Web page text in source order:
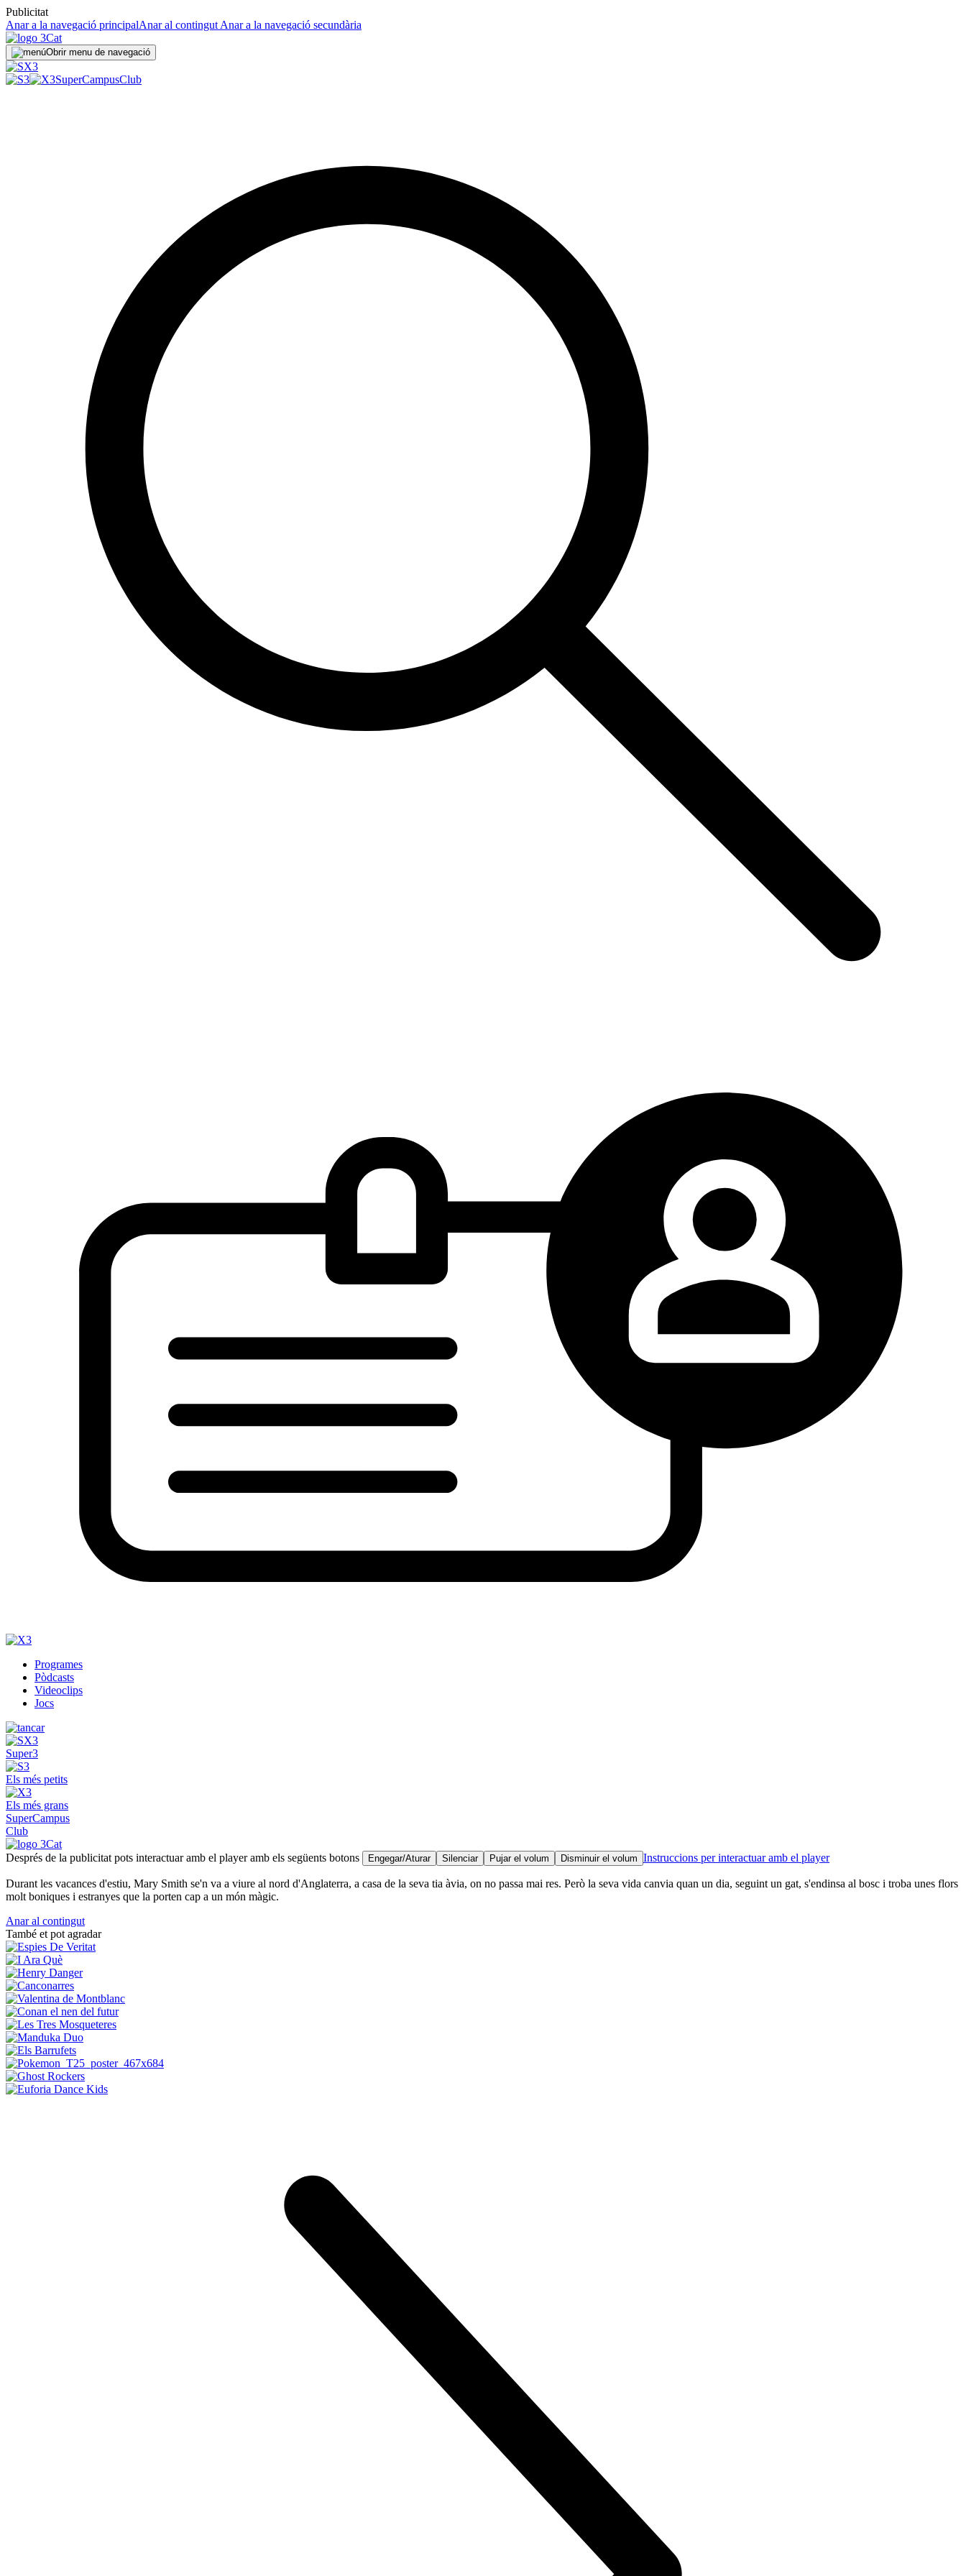
Publicitat
Anar a la navegació principalAnar al contingut Anar a la navegació secundària
Obrir menu de navegació
SuperCampusClub
Programes
Pòdcasts
Videoclips
Jocs
Super3
Els més petits
Els més grans
SuperCampus
Club
Després de la publicitat pots interactuar amb el player amb els següents botons Engegar/Aturar Silenciar Pujar el volum Disminuir el volum Instruccions per interactuar amb el player
Durant les vacances d'estiu, Mary Smith se'n va a viure al nord d'Anglaterra, a casa de la seva tia àvia, on no passa mai res. Però la seva vida canvia quan un dia, seguint un gat, s'endinsa al bosc i troba unes flors
molt boniques i estranyes que la porten cap a un món màgic.
Anar al contingut
També et pot agradar